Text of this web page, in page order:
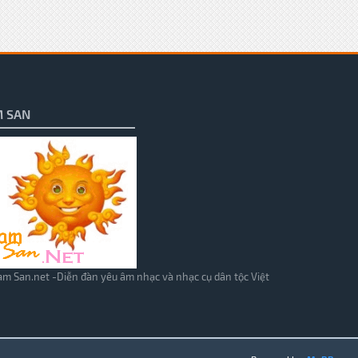
SAN
San.net -Diễn đàn yêu âm nhạc và nhạc cụ dân tộc Việt